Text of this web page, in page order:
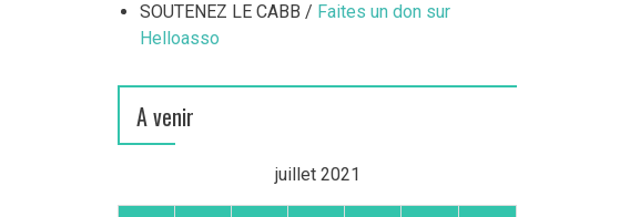
SOUTENEZ LE CABB / Faites un don sur
Helloasso
A venir
juillet 2021